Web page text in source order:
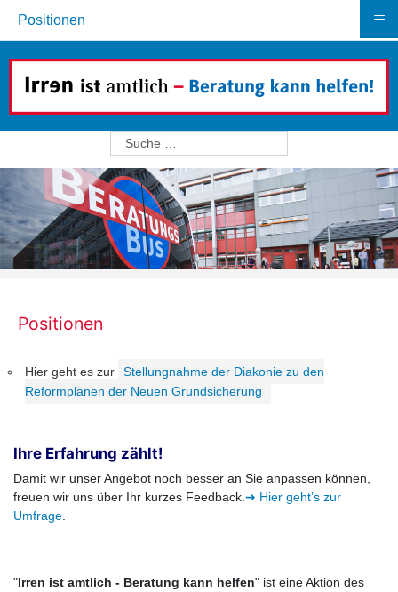
Positionen
Hier geht es zur
Stellungnahme der Diakonie zu den
Reformplänen der Neuen Grundsicherung
Ihre Erfahrung zählt!
Damit wir unser Angebot noch besser an Sie anpassen können,
freuen wir uns über Ihr kurzes Feedback. ➔ Hier geht’s zur
Umfrage
"Irren ist amtlich - Beratung kann helfen" ist eine Aktion des
Positionen ≡